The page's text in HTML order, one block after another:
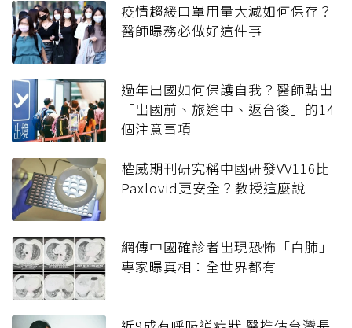
疫情趨緩口罩用量大減如何保存？
醫師曝務必做好這件事
過年出國如何保護自我？醫師點出
「出國前、旅途中、返台後」的14
個注意事項
權威期刊研究稱中國研發VV116比
Paxlovid更安全？教授這麼說
網傳中國確診者出現恐怖「白肺」
專家曝真相：全世界都有